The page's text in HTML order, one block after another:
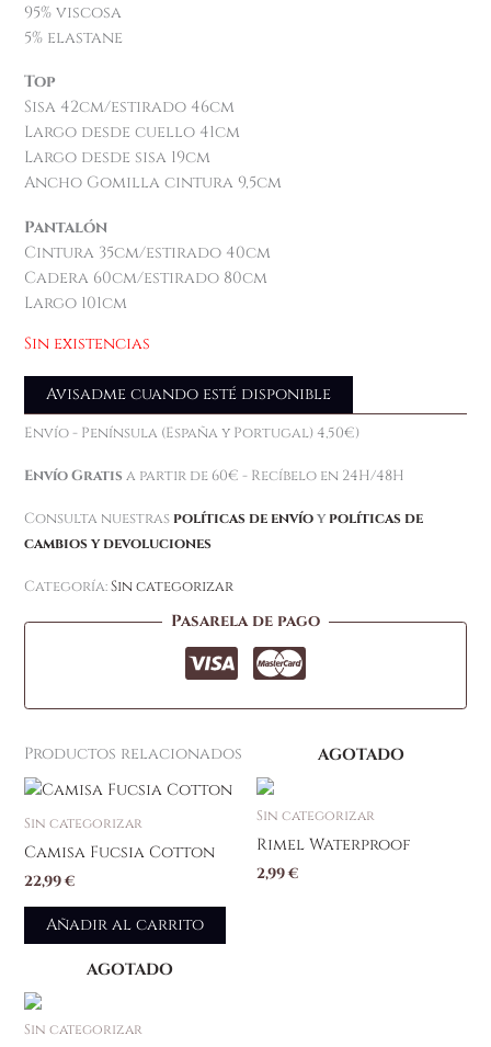
95% viscosa
5% elastane
Top
Sisa 42cm/estirado 46cm
Largo desde cuello 41cm
Largo desde sisa 19cm
Ancho Gomilla cintura 9,5cm
Pantalón
Cintura 35cm/estirado 40cm
Cadera 60cm/estirado 80cm
Largo 101cm
Sin existencias
Avisadme cuando esté disponible
Envío - Península (España y Portugal) 4,50€)
Envío Gratis a partir de 60€ - Recíbelo en 24H/48H
Consulta nuestras políticas de envíoy políticas de
cambios y devoluciones
Categoría:Sin categorizar
Pasarela de pago
Productos relacionados
Sin categorizar
Camisa Fucsia Cotton
22,99€
Añadir al carrito
AGOTADO
Sin categorizar
Rimel Waterproof
2,99€
AGOTADO
Sin categorizar